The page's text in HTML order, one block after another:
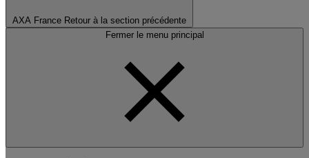
AXA France Retour à la section précédente
Fermer le menu principal